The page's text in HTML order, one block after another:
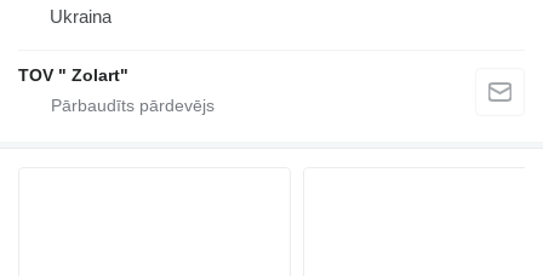
Ukraina
TOV " Zolart"